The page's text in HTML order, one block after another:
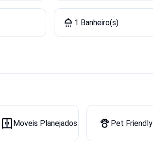
1 Banheiro(s)
Moveis Planejados Pet Friendly